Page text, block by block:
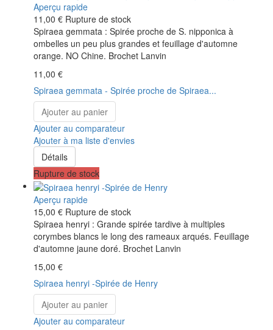
Aperçu rapide
11,00 € Rupture de stock
Spiraea gemmata : Spirée proche de S. nipponica à
ombelles un peu plus grandes et feuillage d'automne
orange. NO Chine. Brochet Lanvin
11,00 €
Spiraea gemmata - Spirée proche de Spiraea...
Ajouter au panier
Ajouter au comparateur
Ajouter à ma liste d'envies
Détails
Rupture de stock
Aperçu rapide
15,00 € Rupture de stock
Spiraea henryi : Grande spirée tardive à multiples
corymbes blancs le long des rameaux arqués. Feuillage
d'automne jaune doré. Brochet Lanvin
15,00 €
Spiraea henryi -Spirée de Henry
Ajouter au panier
Ajouter au comparateur